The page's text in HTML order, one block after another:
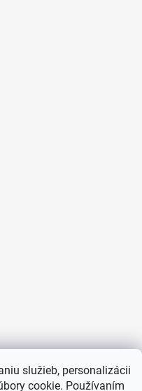
služieb, personalizácii
cookie. Používaním